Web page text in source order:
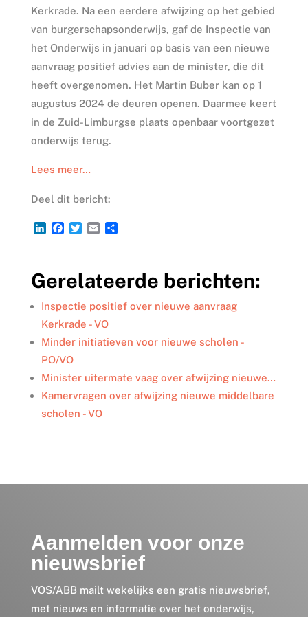
Kerkrade. Na een eerdere afwijzing op het gebied
van burgerschapsonderwijs, gaf de Inspectie van
het Onderwijs in januari op basis van een nieuwe
aanvraag positief advies aan de minister, die dit
heeft overgenomen. Het Martin Buber kan op 1
augustus 2024 de deuren openen. Daarmee keert
in de Zuid-Limburgse plaats openbaar voortgezet
onderwijs terug.
Lees meer…
Deel dit bericht:
L
e
d
I
n
F
b
o
o
k
T
t
e
r
E
l
D
n
Gerelateerde berichten:
Inspectie positief over nieuwe aanvraag
Kerkrade - VO
Minder initiatieven voor nieuwe scholen -
PO/VO
Minister uitermate vaag over afwijzing nieuwe…
Kamervragen over afwijzing nieuwe middelbare
scholen - VO
Aanmelden voor onze
nieuwsbrief
VOS/ABB mailt wekelijks een gratis nieuwsbrief,
met nieuws en informatie over het onderwijs,